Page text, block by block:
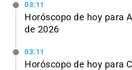
03:11
Horóscopo de hoy para
de 2026
03:11
Horóscopo de hoy para